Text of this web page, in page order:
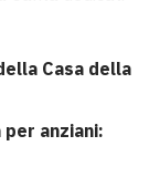
Casa della
anziani: